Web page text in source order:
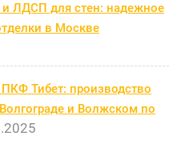
ЛДСП для стен: надежное
в Москве
Тибет: производство
и Волжском по